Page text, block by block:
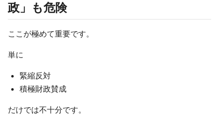
政」も危険
ここが極めて重要です。
単に
緊縮反対
積極財政賛成
だけでは不十分です。